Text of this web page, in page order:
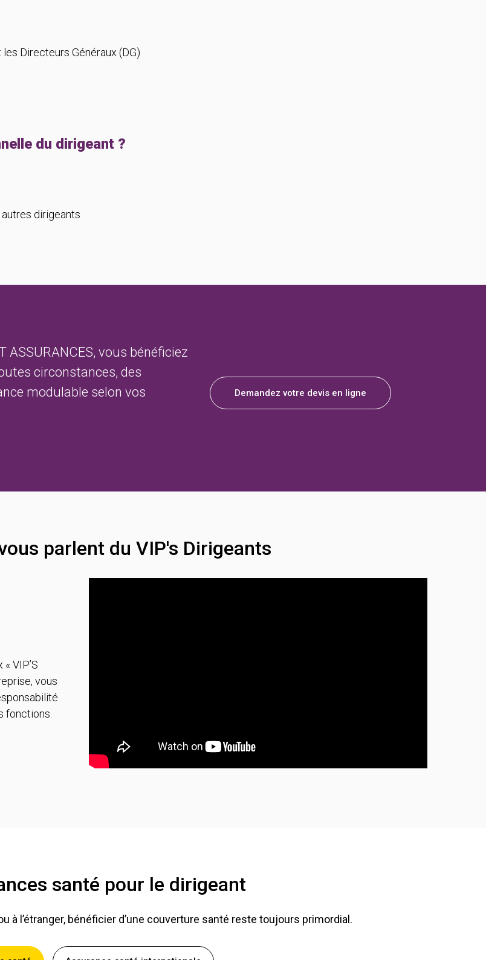
Directeurs Généraux (DG)
du dirigeant ?
dirigeants
vous bénéficiez
circonstances, des
modulable selon vos
Demandez votre devis en ligne
parlent du VIP's Dirigeants
VIP’S
vous
fonctions.
santé pour le dirigeant
à l’étranger, bénéficier d’une couverture santé reste toujours primordial.